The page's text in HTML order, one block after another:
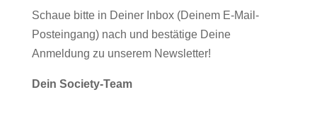
Schaue bitte in Deiner Inbox (Deinem E-Mail-
Posteingang) nach und bestätige Deine
Anmeldung zu unserem Newsletter!
Dein Society-Team